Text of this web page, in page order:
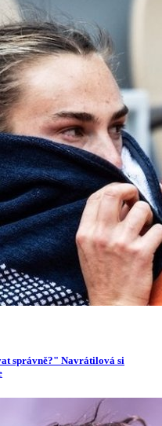
správně?" Navrátilová si